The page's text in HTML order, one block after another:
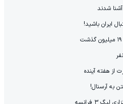
شدند
ایران باشید!
از هفته آینده
به آرسنال!